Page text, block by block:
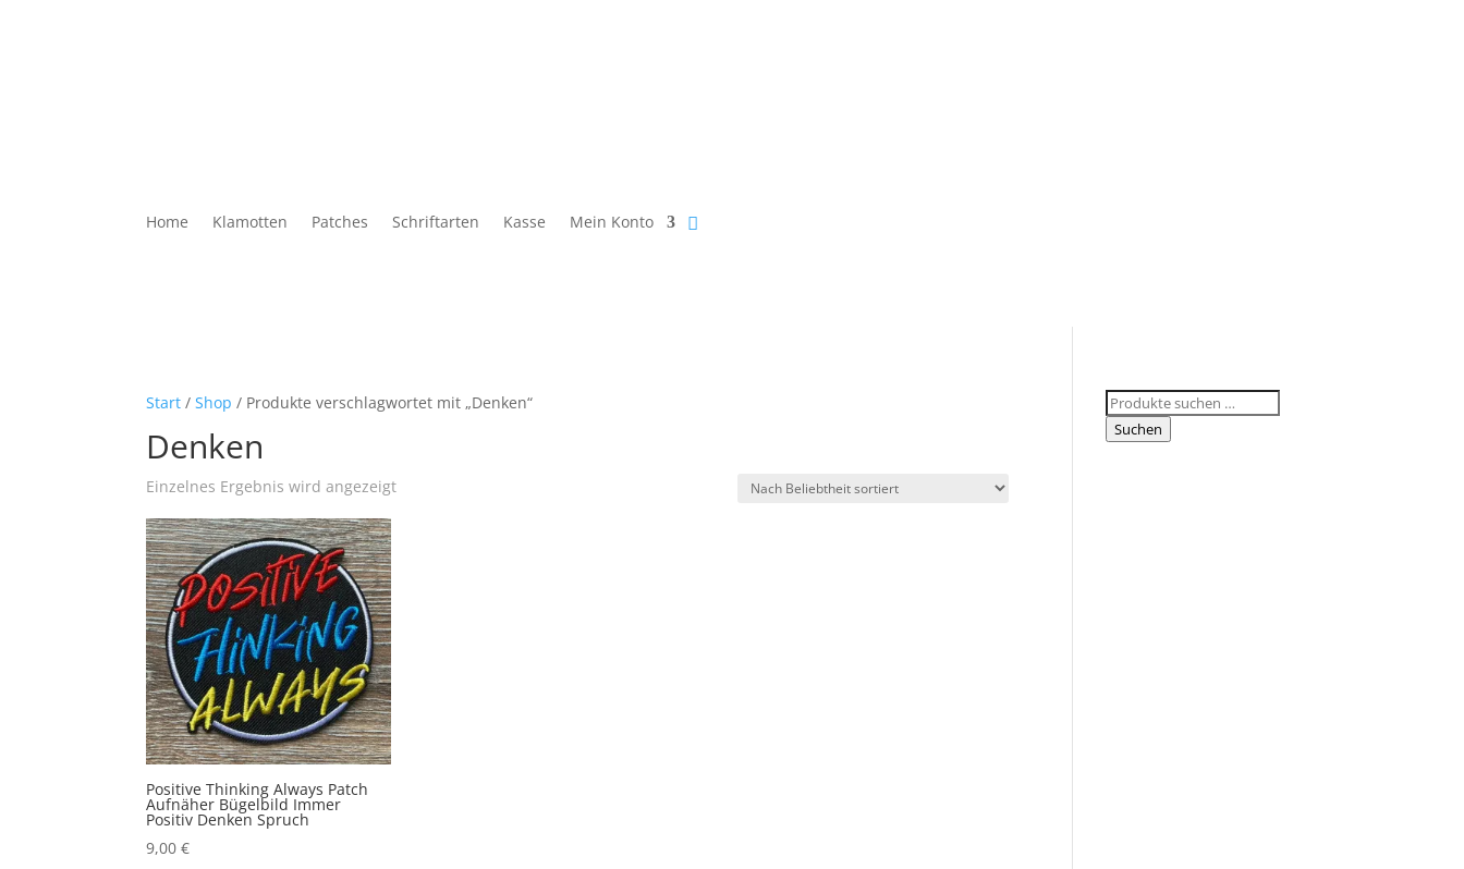
Home Klamotten Patches Schriftarten Kasse Mein Konto
Start /Shop / Produkte verschlagwortet mit „Denken“
Denken
Einzelnes Ergebnis wird angezeigt
Positive Thinking Always Patch
Aufnäher Bügelbild Immer
Positiv Denken Spruch
9,00€
Suchen
nach:
Suchen